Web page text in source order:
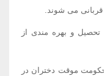
می شوند.
تحصیل و بهره مندی از
موقت دختران در